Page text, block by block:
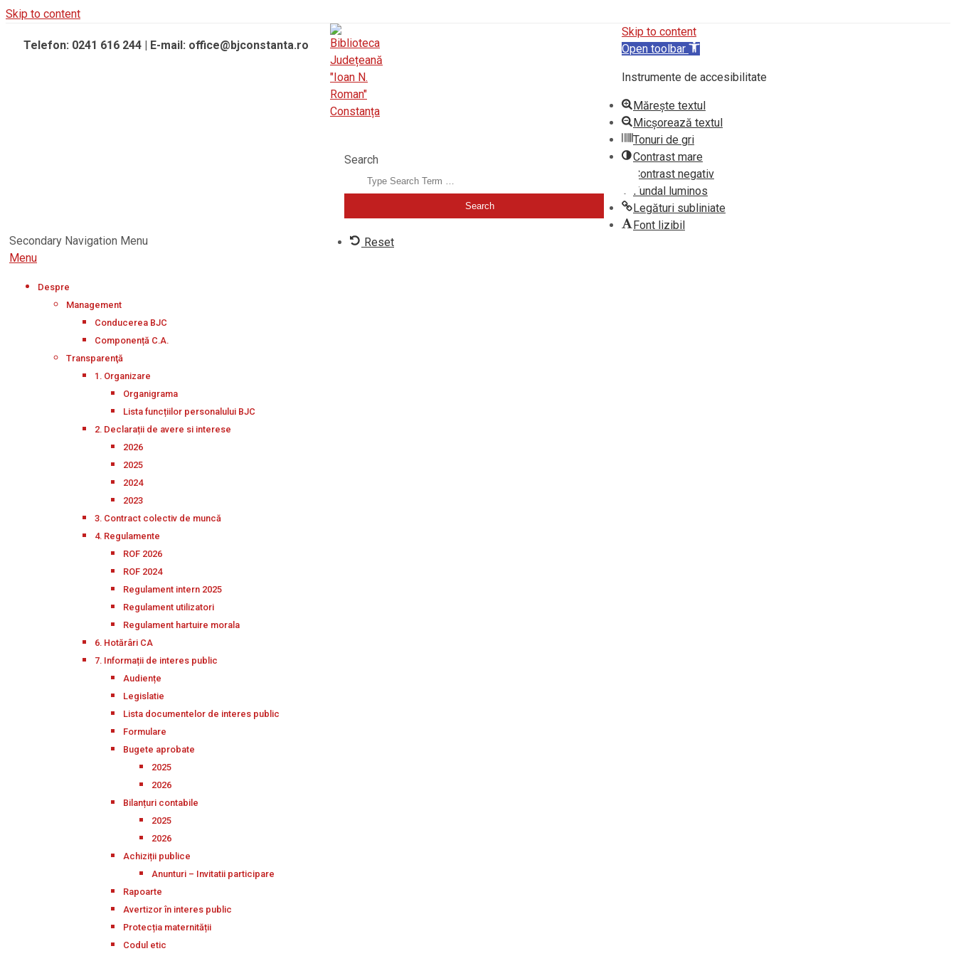
Skip to content
Telefon: 0241 616 244 | E-mail: office@bjconstanta.ro
BIBLIOTECA JUDEȚEANĂ "IOAN N. ROMAN" CONSTANȚA
Search
Secondary Navigation Menu
Menu
Despre
Management
Conducerea BJC
Componență C.A.
Transparenţă
1. Organizare
Organigrama
Lista funcțiilor personalului BJC
2. Declarații de avere si interese
2026
2025
2024
2023
3. Contract colectiv de muncă
4. Regulamente
ROF 2026
ROF 2024
Regulament intern 2025
Regulament utilizatori
Regulament hartuire morala
6. Hotărâri CA
7. Informații de interes public
Audiențe
Legislatie
Lista documentelor de interes public
Formulare
Bugete aprobate
2025
2026
Bilanțuri contabile
2025
2026
Achiziții publice
Anunturi – Invitatii participare
Rapoarte
Avertizor în interes public
Protecția maternității
Codul etic
Skip to content
Open toolbar
Instrumente de accesibilitate
Mărește textul
Micșorează textul
Tonuri de gri
Contrast mare
Contrast negativ
Fundal luminos
Legături subliniate
Font lizibil
Reset